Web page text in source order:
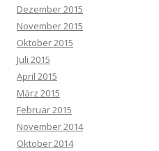
Dezember 2015
November 2015
Oktober 2015
Juli 2015
April 2015
März 2015
Februar 2015
November 2014
Oktober 2014